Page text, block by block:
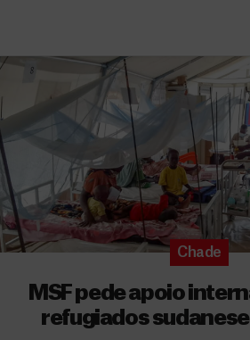
a
Chade
MSF pede apoio
refugiados
c